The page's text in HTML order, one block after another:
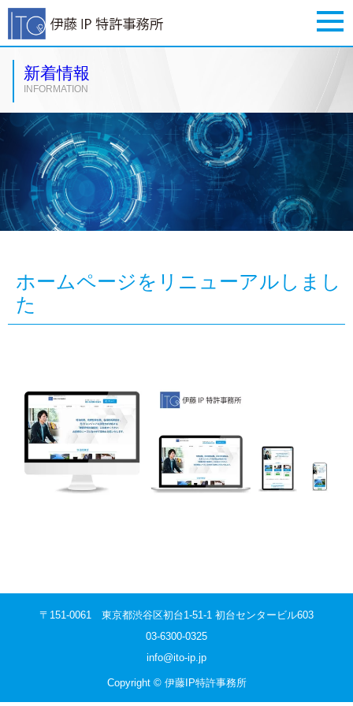
新着情報
INFORMATION
ホームページをリニューアルしまし
た
〒151-0061 東京都渋谷区初台1-51-1 初台センタービル603
03-6300-0325
info@ito-ip.jp
Copyright © 伊藤IP特許事務所